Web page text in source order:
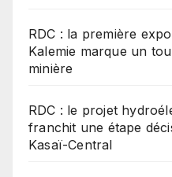
RDC : la première
Kalemie marque un
minière
RDC : le projet
franchit une étape
Kasaï-Central